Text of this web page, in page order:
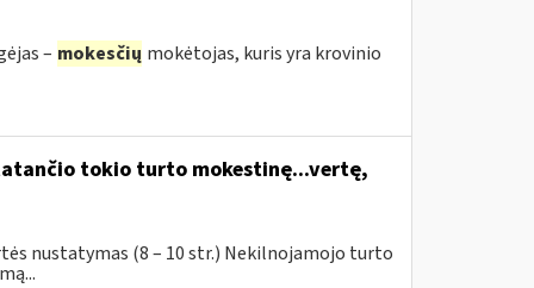
– mokesčių mokėtojas, kuris yra krovinio
tokio turto mokestinę...vertę,
nustatymas (8 – 10 str.) Nekilnojamojo turto